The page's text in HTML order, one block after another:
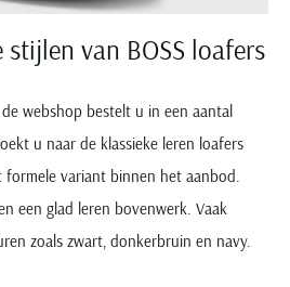
stijlen van BOSS loafers
webshop bestelt u in een aantal
u naar de klassieke leren loafers
formele variant binnen het aanbod.
een glad leren bovenwerk. Vaak
zoals zwart, donkerbruin en navy.